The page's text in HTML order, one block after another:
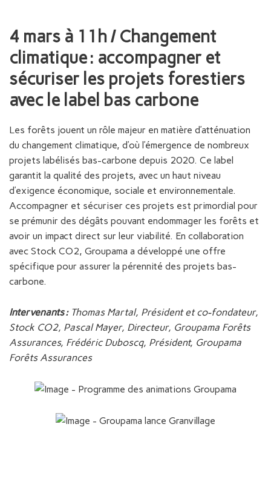
4 mars à 11h / Changement
climatique : accompagner et
sécuriser les projets forestiers
avec le label bas carbone
Les forêts jouent un rôle majeur en matière d’atténuation
du changement climatique, d’où l’émergence de nombreux
projets labélisés bas-carbone depuis 2020. Ce label
garantit la qualité des projets, avec un haut niveau
d’exigence économique, sociale et environnementale.
Accompagner et sécuriser ces projets est primordial pour
se prémunir des dégâts pouvant endommager les forêts et
avoir un impact direct sur leur viabilité. En collaboration
avec Stock CO2, Groupama a développé une offre
spécifique pour assurer la pérennité des projets bas-
carbone.
​Intervenants : Thomas Martal, Président et co-fondateur,
Stock CO2, Pascal Mayer, Directeur, Groupama Forêts
Assurances, Frédéric Duboscq, Président, Groupama
Forêts Assurances